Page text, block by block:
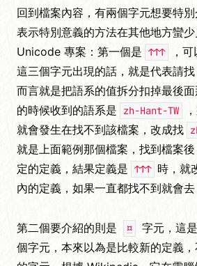
回到檔案內容，有兩個字元想要特
表示特別意義的方法在其他地方蠻
Unicode 專案：第一個是 ↑↑↑
，
這三個字元出現的話，就是代表請
而言就是把語系的值拆分扣掉最後
的時候收到的語系是
zh-Hant-TW
就會發生在找不到該檔案，改成找
就是上面範例那個檔案，找到檔案
定的定義，結果定義是 ↑↑↑ 時，就
內的定義，如果一直都找不到就會去
第二個要介紹的則是 ¤
字元，這
個字元，本來以為是比較新的定義